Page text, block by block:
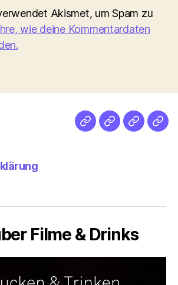
Akismet, um Spam zu
wie deine Kommentardaten
NetzMedien
Filme & Drinks